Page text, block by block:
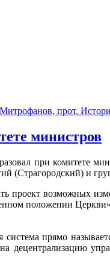
прот.
министров
при комитете
(Страгородский) и
проект возможных
положении
прямо
децентрализацию